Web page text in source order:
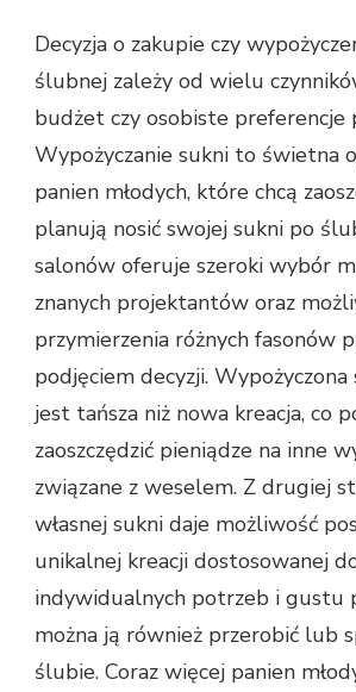
Decyzja o zakupie czy
ślubnej zależy od wielu
budżet czy osobiste preferencje
Wypożyczanie sukni to świetna
panien młodych, które chcą
planują nosić swojej sukni po
salonów oferuje szeroki wybór
znanych projektantów oraz
przymierzenia różnych fasonów
podjęciem decyzji. Wypożyczona
jest tańsza niż nowa kreacja, co
zaoszczędzić pieniądze na inne
związane z weselem. Z drugiej
własnej sukni daje możliwość
unikalnej kreacji dostosowanej
indywidualnych potrzeb i gustu
można ją również przerobić lub
ślubie. Coraz więcej panien